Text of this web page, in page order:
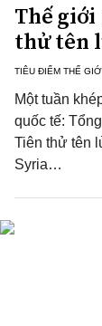
Thế
thử tên
TIÊU ĐIỂM THẾ
Một tuần
quốc tế:
Tiên thử tên
Syria…